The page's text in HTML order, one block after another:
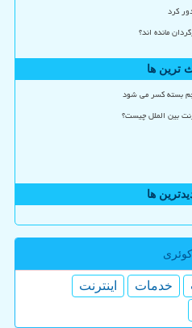
کرد
مانده اند؟
ترین ها
بسته کسر می شود
ها
خدمات
اینترنت